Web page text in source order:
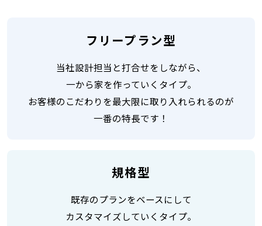
フリープラン型
当社設計担当と打合せをしながら、
一から家を作っていくタイプ。
お客様のこだわりを最大限に取り入れられるのが
一番の特長です！
規格型
既存のプランをベースにして
カスタマイズしていくタイプ。